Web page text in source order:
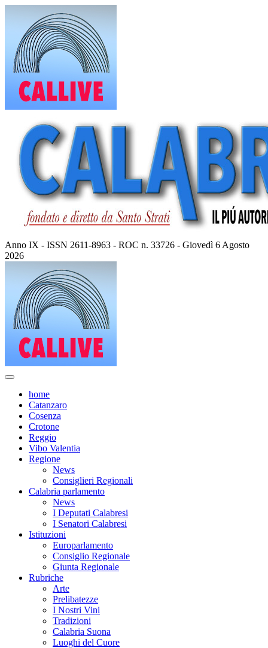
contenuto
Anno IX - ISSN 2611-8963 - ROC n. 33726 - Giovedì 6 Agosto
2026
home
Catanzaro
Cosenza
Crotone
Reggio
Vibo Valentia
Regione
News
Consiglieri Regionali
Calabria parlamento
News
I Deputati Calabresi
I Senatori Calabresi
Istituzioni
Europarlamento
Consiglio Regionale
Giunta Regionale
Rubriche
Arte
Prelibatezze
I Nostri Vini
Tradizioni
Calabria Suona
Luoghi del Cuore